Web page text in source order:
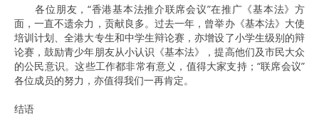
各位朋友，“香港基本法推介联席会议”在推广《基本法》方
面，一直不遗余力，贡献良多。过去一年，曾举办《基本法》大使
培训计划、全港大专生和中学生辩论赛，亦增设了小学生级别的辩
论赛，鼓励青少年朋友从小认识《基本法》，提高他们及市民大众
的公民意识。这些工作都非常有意义，值得大家支持；“联席会议”
各位成员的努力，亦值得我们一再肯定。
结语